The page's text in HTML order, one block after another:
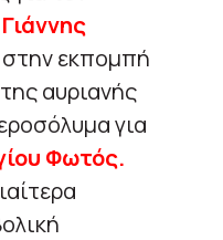
Γιάννης
εκπομπή
αυριανής
για
Φωτός.